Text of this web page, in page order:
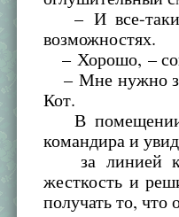
– И все-таки,
возможностях.
– Хорошо, –
– Мне нужно
Кот.
В помещении
командира и
за линией
жесткость и
получать то, что